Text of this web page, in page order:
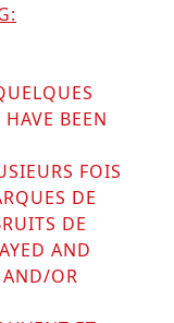
BEEN
FOIS
DE
DE
AND
AND/OR